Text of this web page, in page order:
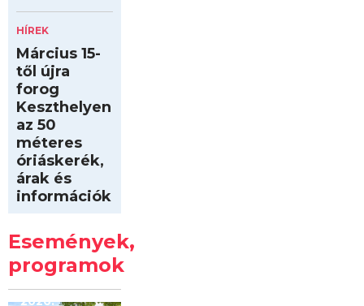
HÍREK
Március 15-
től újra
forog
Keszthelyen
az 50
méteres
óriáskerék,
árak és
információk
Események,
programok
Kilóméterek
2026
2026.